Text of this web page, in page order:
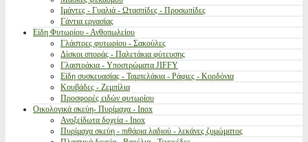
Ιμάντες - Γυαλιά - Ωτασπίδες - Προσωπίδες
Γάντια εργασίας
Είδη Φυτωρίου - Ανθοπωλείου
Γλάστρες φυτωρίου - Σακούλες
Δίσκοι σποράς - Παλετάκια φύτευσης
Γλαστράκια - Υποστρώματα JIFFY
Είδη συσκευασίας - Ταμπελάκια - Ράφιες - Κορδόνια
Κουβάδες - Ζεμπίλια
Προσφορές ειδών φυτωρίου
Οικολογικά σκεύη- Πυρίμαχα - Inox
Ανοξείδωτα δοχεία - Inox
Πυρίμαχα σκεύη - πιθάρια λαδιού - λεκάνες ζυμώματος